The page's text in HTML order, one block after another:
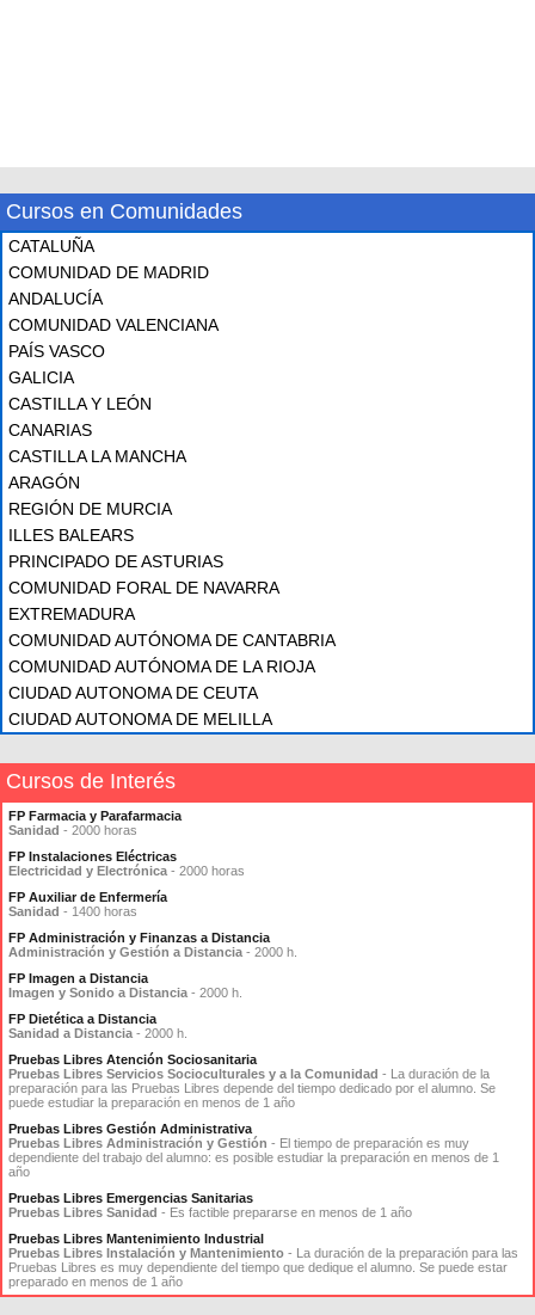
Cursos en Comunidades
CATALUÑA
COMUNIDAD DE MADRID
ANDALUCÍA
COMUNIDAD VALENCIANA
PAÍS VASCO
GALICIA
CASTILLA Y LEÓN
CANARIAS
CASTILLA LA MANCHA
ARAGÓN
REGIÓN DE MURCIA
ILLES BALEARS
PRINCIPADO DE ASTURIAS
COMUNIDAD FORAL DE NAVARRA
EXTREMADURA
COMUNIDAD AUTÓNOMA DE CANTABRIA
COMUNIDAD AUTÓNOMA DE LA RIOJA
CIUDAD AUTONOMA DE CEUTA
CIUDAD AUTONOMA DE MELILLA
Cursos de Interés
FP Farmacia y Parafarmacia
Sanidad - 2000 horas
FP Instalaciones Eléctricas
Electricidad y Electrónica - 2000 horas
FP Auxiliar de Enfermería
Sanidad - 1400 horas
FP Administración y Finanzas a Distancia
Administración y Gestión a Distancia - 2000 h.
FP Imagen a Distancia
Imagen y Sonido a Distancia - 2000 h.
FP Dietética a Distancia
Sanidad a Distancia - 2000 h.
Pruebas Libres Atención Sociosanitaria
Pruebas Libres Servicios Socioculturales y a la Comunidad - La duración de la
preparación para las Pruebas Libres depende del tiempo dedicado por el alumno. Se
puede estudiar la preparación en menos de 1 año
Pruebas Libres Gestión Administrativa
Pruebas Libres Administración y Gestión - El tiempo de preparación es muy
dependiente del trabajo del alumno: es posible estudiar la preparación en menos de 1
año
Pruebas Libres Emergencias Sanitarias
Pruebas Libres Sanidad - Es factible prepararse en menos de 1 año
Pruebas Libres Mantenimiento Industrial
Pruebas Libres Instalación y Mantenimiento - La duración de la preparación para las
Pruebas Libres es muy dependiente del tiempo que dedique el alumno. Se puede estar
preparado en menos de 1 año